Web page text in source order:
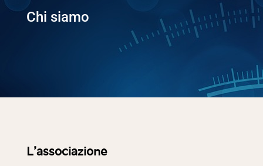
Chi siamo
L’associazione